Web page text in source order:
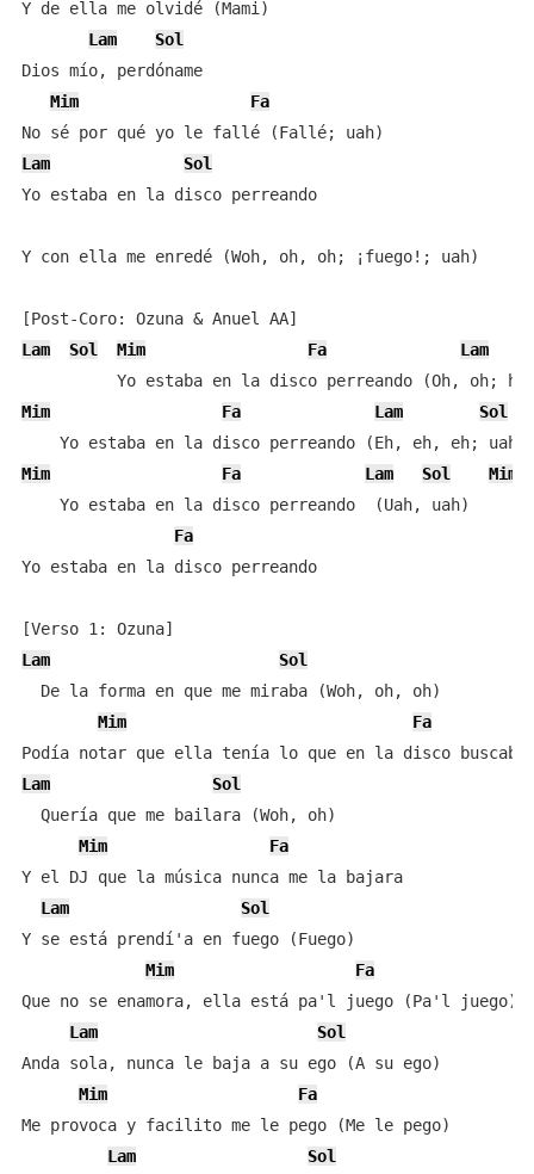
Y de ella me olvidé (Mami)
Lam
Sol
Dios mío, perdóname
Mim
Fa
Lam
Sol
Yo estaba en la disco perreando
Y con ella me enredé (Woh, oh, oh; ¡fuego!; uah)
Lam
Sol Mim Fa Lam
Mim Fa Lam
Sol
Mim
Fa Lam Sol
Mim
    Yo estaba en la disco perreando  (Uah, uah)
Fa
Yo estaba en la disco perreando
Lam
Sol
  De la forma en que me miraba (Woh, oh, oh)
Mim
Fa
Lam
Sol
  Quería que me bailara (Woh, oh)
Mim
Fa
Y el DJ que la música nunca me la bajara
Lam
Sol
Y se está prendí'a en fuego (Fuego)
Mim
Fa
Que no se enamora, ella está pa'l juego (Pa'l juego)
Lam
Sol
Anda sola, nunca le baja a su ego (A su ego)
Mim
Fa
Me provoca y facilito me le pego (Me le pego)
Lam
Sol